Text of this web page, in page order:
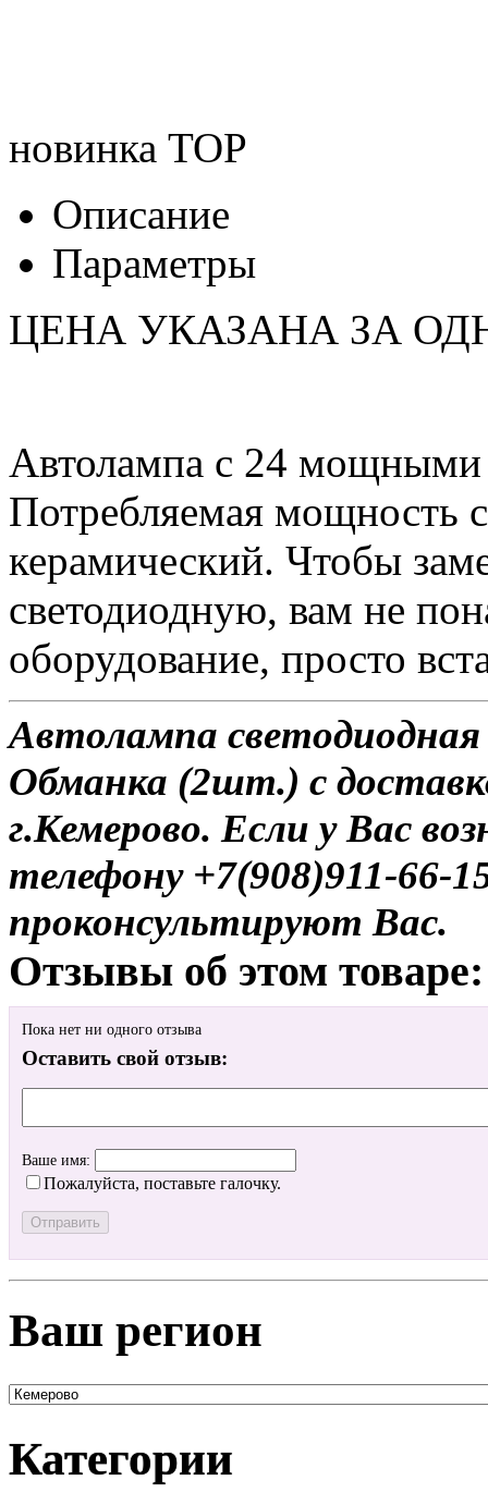
новинка TOP
Описание
Параметры
ЦЕНА УКАЗАНА ЗА
Автолампа с 24 мощными
Потребляемая мощность
керамический. Чтобы
светодиодную, вам не
оборудование, просто
Автолампа
Обманка (2шт.) с
г.Кемерово. Если у Вас
телефону +7(908)911-
проконсультируют Вас.
Отзывы об этом товаре:
Пока нет ни одного отзыва
Оставить свой отзыв:
Ваше имя:
Пожалуйста, поставьте галочку.
Ваш регион
Категории